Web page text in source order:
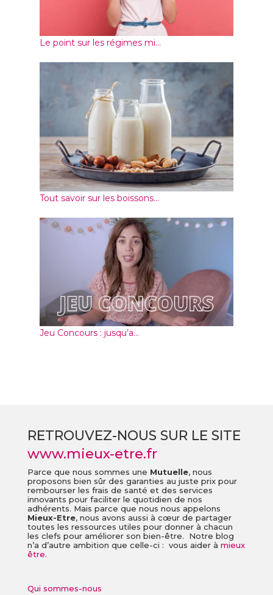
Le point sur les régimes mi...
Tout savoir sur les boissons...
Jeu Concours : jusqu’a...
RETROUVEZ-NOUS SUR LE SITE
www.mieux-etre.fr
Parce que nous sommes une Mutuelle, nous
proposons bien sûr des garanties au juste prix pour
rembourser les frais de santé et des services
innovants pour faciliter le quotidien de nos
adhérents. Mais parce que nous nous appelons
Mieux-Etre, nous avons aussi à cœur de partager
toutes les ressources utiles pour donner à chacun
les clefs pour améliorer son bien-être. Notre blog
n’a d’autre ambition que celle-ci : vous aider à mieux
être.
Qui sommes-nous